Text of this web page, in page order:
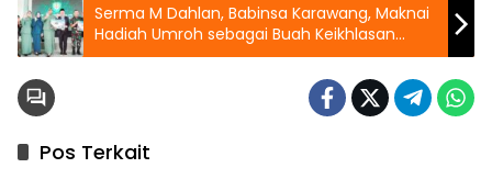
Serma M Dahlan, Babinsa Karawang, Maknai
Hadiah Umroh sebagai Buah Keikhlasan
Pengabdian
Pos Terkait